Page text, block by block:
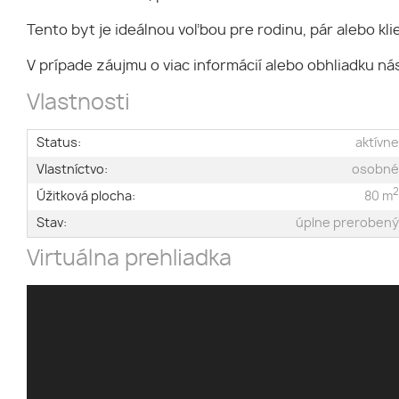
Tento byt je ideálnou voľbou pre rodinu, pár alebo
V prípade záujmu o viac informácií alebo obhliadku
Vlastnosti
Status:
aktívne
Vlastníctvo:
osobné
Úžitková plocha:
80 m2
Stav: úplne prerobený
Virtuálna prehliadka